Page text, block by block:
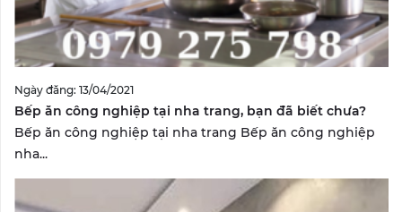
Ngày đăng: 13/04/2021
Bếp ăn công nghiệp tại nha trang, bạn đã biết chưa?
Bếp ăn công nghiệp tại nha trang Bếp ăn công nghiệp
nha...